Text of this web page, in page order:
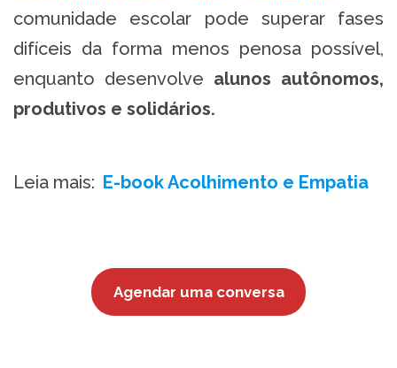
comunidade escolar pode superar fases
difíceis da forma menos penosa possível,
enquanto desenvolve alunos autônomos,
produtivos e solidários.
Leia mais: E-book Acolhimento e Empatia
Agendar uma conversa